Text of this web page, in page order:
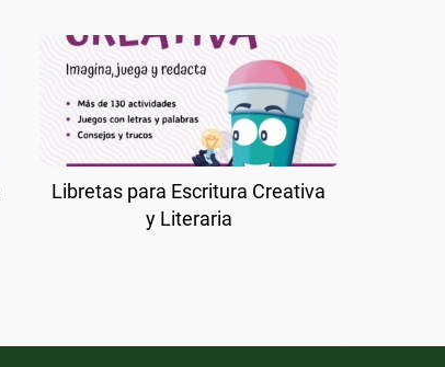
Libretas para Escritura Creativa
y Literaria